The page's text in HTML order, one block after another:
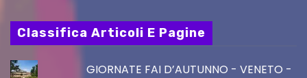
Classifica Articoli E Pagine
GIORNATE FAI D’AUTUNNO - VENETO -